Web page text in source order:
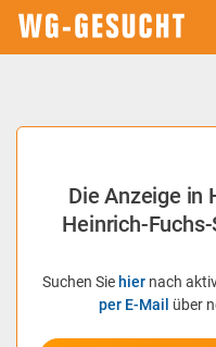
Die Anzeige in
Heinrich-
Suchen Sie hiernach
per E-Mail über